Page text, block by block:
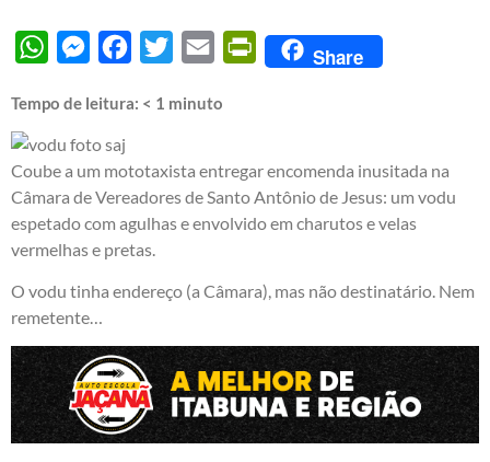
WhatsAppMessengerFacebook
Twitter Email PrintFriendly
Share
Tempo de leitura: < 1 minuto
Coube a um mototaxista entregar encomenda inusitada na
Câmara de Vereadores de Santo Antônio de Jesus: um vodu
espetado com agulhas e envolvido em charutos e velas
vermelhas e pretas.
O vodu tinha endereço (a Câmara), mas não destinatário. Nem
remetente…